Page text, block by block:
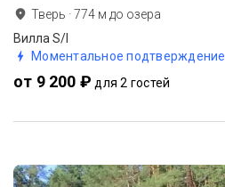
Тверь ·774 м до озера
Вилла S/I
Моментальное подтверждение
от 9 200 ₽ для 2 гостей